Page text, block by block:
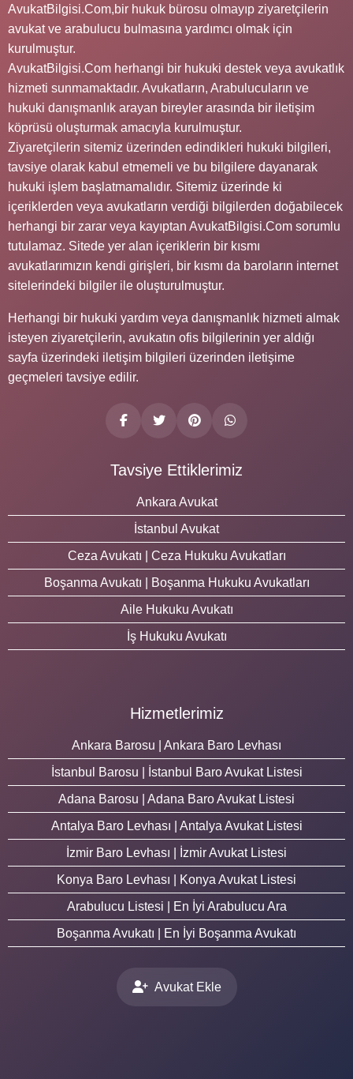
AvukatBilgisi.Com,bir hukuk bürosu olmayıp ziyaretçilerin
avukat ve arabulucu bulmasına yardımcı olmak için
kurulmuştur.
AvukatBilgisi.Com herhangi bir hukuki destek veya avukatlık
hizmeti sunmamaktadır. Avukatların, Arabulucuların ve
hukuki danışmanlık arayan bireyler arasında bir iletişim
köprüsü oluşturmak amacıyla kurulmuştur.
Ziyaretçilerin sitemiz üzerinden edindikleri hukuki bilgileri,
tavsiye olarak kabul etmemeli ve bu bilgilere dayanarak
hukuki işlem başlatmamalıdır. Sitemiz üzerinde ki
içeriklerden veya avukatların verdiği bilgilerden doğabilecek
herhangi bir zarar veya kayıptan AvukatBilgisi.Com sorumlu
tutulamaz. Sitede yer alan içeriklerin bir kısmı
avukatlarımızın kendi girişleri, bir kısmı da baroların internet
sitelerindeki bilgiler ile oluşturulmuştur.
Herhangi bir hukuki yardım veya danışmanlık hizmeti almak
isteyen ziyaretçilerin, avukatın ofis bilgilerinin yer aldığı
sayfa üzerindeki iletişim bilgileri üzerinden iletişime
geçmeleri tavsiye edilir.
Tavsiye Ettiklerimiz
Ankara Avukat
İstanbul Avukat
Ceza Avukatı | Ceza Hukuku Avukatları
Boşanma Avukatı | Boşanma Hukuku Avukatları
Aile Hukuku Avukatı
İş Hukuku Avukatı
Hizmetlerimiz
Ankara Barosu | Ankara Baro Levhası
İstanbul Barosu | İstanbul Baro Avukat Listesi
Adana Barosu | Adana Baro Avukat Listesi
Antalya Baro Levhası | Antalya Avukat Listesi
İzmir Baro Levhası | İzmir Avukat Listesi
Konya Baro Levhası | Konya Avukat Listesi
Arabulucu Listesi | En İyi Arabulucu Ara
Boşanma Avukatı | En İyi Boşanma Avukatı
Avukat Ekle